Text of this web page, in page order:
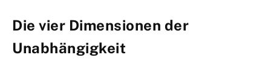
Die vier Dimensionen der
Unabhängigkeit